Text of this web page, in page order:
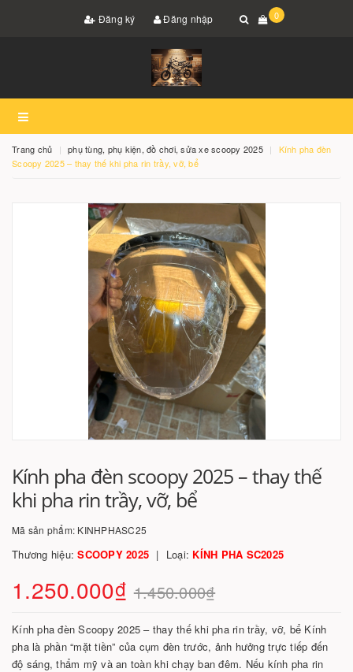
Đăng ký Đăng nhập 0
Trang chủ phụ tùng, phụ kiện, đồ chơi, sửa xe scoopy 2025
Kính pha đèn
Scoopy 2025 – thay thế khi pha rin trầy, vỡ, bể
Kính pha đèn scoopy 2025 – thay thế
khi pha rin trầy, vỡ, bể
Mã sản phẩm: KINHPHASC25
Thương hiệu:SCOOPY 2025 Loại: KÍNH PHA SC2025
1.250.000₫ 1.450.000₫
Kính pha đèn Scoopy 2025 – thay thế khi pha rin trầy, vỡ, bể Kính
pha là phần “mặt tiền” của cụm đèn trước, ảnh hưởng trực tiếp đến
độ sáng, thẩm mỹ và an toàn khi chạy ban đêm. Nếu kính pha rin